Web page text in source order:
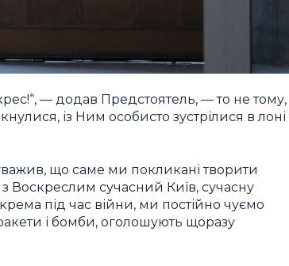
— додав Предстоятель, — то не тому,
із Ним особисто зустрілися в лоні
що саме ми покликані творити
Воскреслим сучасний Київ, сучасну
під час війни, ми постійно чуємо
і бомби, оголошують щоразу